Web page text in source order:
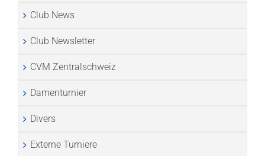
Club News
Club Newsletter
CVM Zentralschweiz
Damenturnier
Divers
Externe Turniere